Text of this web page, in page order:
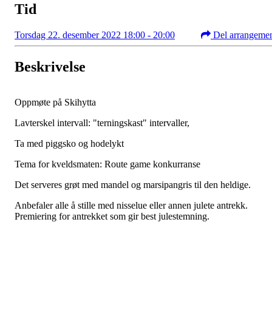
Tid
Torsdag 22. desember 2022 18:00 - 20:00 Del
Beskrivelse
Oppmøte på Skihytta
Lavterskel intervall: "terningskast" intervaller,
Ta med piggsko og hodelykt
Tema for kveldsmaten: Route game konkurranse
Det serveres grøt med mandel og marsipangris til den heldige.
Anbefaler alle å stille med nisselue eller annen julete antrekk.
Premiering for antrekket som gir best julestemning.